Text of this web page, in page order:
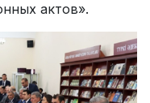
актов».